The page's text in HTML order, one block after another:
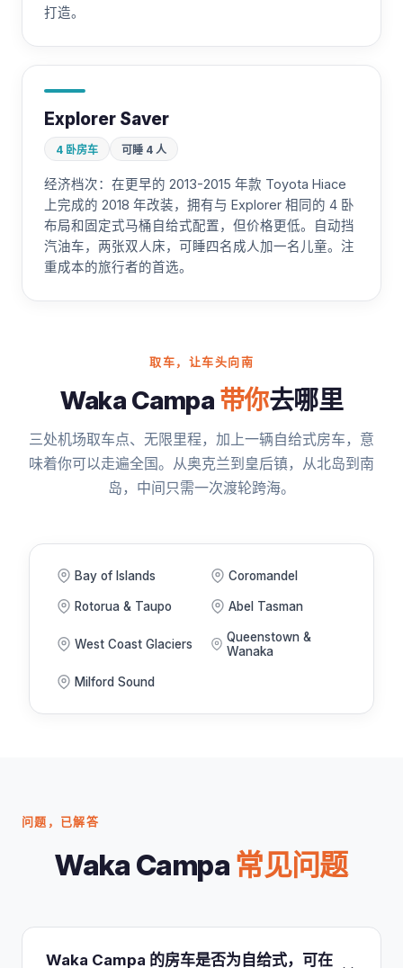
打造。
Explorer Saver
4 卧房车 可睡 4 人
经济档次：在更早的 2013-2015 年款 Toyota Hiace
上完成的 2018 年改装，拥有与 Explorer 相同的 4 卧
布局和固定式马桶自给式配置，但价格更低。自动挡
汽油车，两张双人床，可睡四名成人加一名儿童。注
重成本的旅行者的首选。
取车，让车头向南
Waka Campa 带你去哪里
三处机场取车点、无限里程，加上一辆自给式房车，意
味着你可以走遍全国。从奥克兰到皇后镇，从北岛到南
岛，中间只需一次渡轮跨海。
Bay of Islands Coromandel
Rotorua & Taupo Abel Tasman
West Coast Glaciers
Queenstown &
Wanaka
Milford Sound
问题，已解答
Waka Campa 常见问题
Waka Campa 的房车是否为自给式，可在